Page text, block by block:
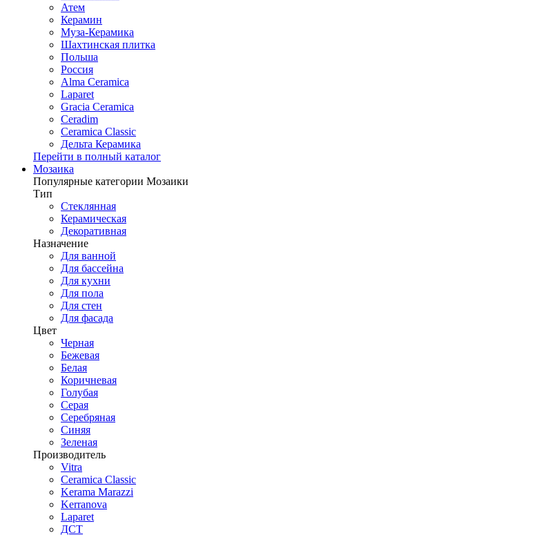
Атем
Керамин
Муза-Керамика
Шахтинская плитка
Польша
Россия
Alma Ceramica
Laparet
Gracia Ceramica
Ceradim
Ceramica Classic
Дельта Керамика
Перейти в полный каталог
Мозаика
Популярные категории Мозаики
Тип
Стеклянная
Керамическая
Декоративная
Назначение
Для ванной
Для бассейна
Для кухни
Для пола
Для стен
Для фасада
Цвет
Черная
Бежевая
Белая
Коричневая
Голубая
Серая
Серебряная
Синяя
Зеленая
Производитель
Vitra
Ceramica Classic
Kerama Marazzi
Kerranova
Laparet
ДСТ